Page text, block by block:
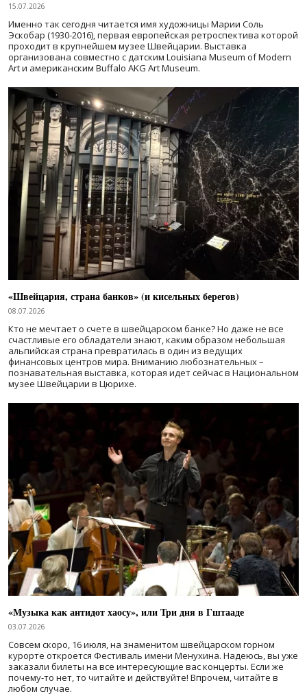
15.07.2026
Именно так сегодня читается имя художницы Марии Соль
Эскобар (1930-2016), первая европейская ретроспектива которой
проходит в крупнейшем музее Швейцарии. Выставка
организована совместно с датским Louisiana Museum of Modern
Art и американским Buffalo AKG Art Museum.
«Швейцария, страна банков» (и кисельных берегов)
08.07.2026
Кто не мечтает о счете в швейцарском банке? Но даже не все
счастливые его обладатели знают, каким образом небольшая
альпийская страна превратилась в один из ведущих
финансовых центров мира. Вниманию любознательных –
познавательная выставка, которая идет сейчас в Национальном
музее Швейцарии в Цюрихе.
«Музыка как антидот хаосу», или Три дня в Гштааде
03.07.2026
Совсем скоро, 16 июля, на знаменитом швейцарском горном
курорте откроется Фестиваль имени Менухина. Надеюсь, вы уже
заказали билеты на все интересующие вас концерты. Если же
почему-то нет, то читайте и действуйте! Впрочем, читайте в
любом случае.